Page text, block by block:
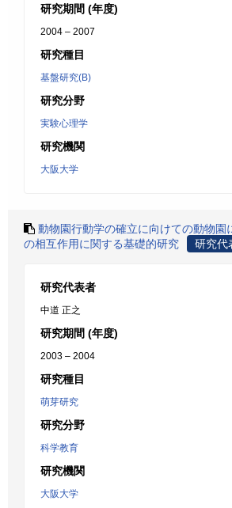
研究期間 (年度)
2004 – 2007
研究種目
基盤研究(B)
研究分野
実験心理学
研究機関
大阪大学
動物園行動学の確立に向けての動物園
の相互作用に関する基礎的研究
研究代
研究代表者
中道 正之
研究期間 (年度)
2003 – 2004
研究種目
萌芽研究
研究分野
科学教育
研究機関
大阪大学